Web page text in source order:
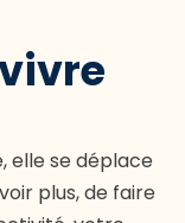
elle se déplace
plus, de faire